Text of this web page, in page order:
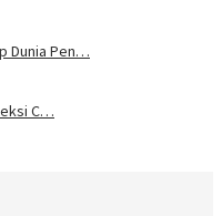
Dunia Pen…
C…